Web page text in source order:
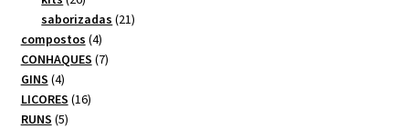
produtos
saborizadas 2121
compostos 44
produtos
CONHAQUES 77
GINS 44
produtos
LICORES 1616
RUNS 55